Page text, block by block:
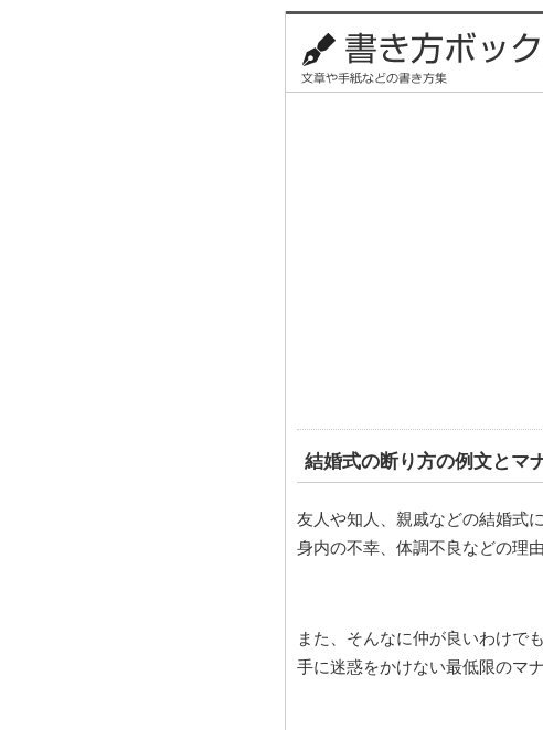
結婚式の断り方の例文とマ
友人や知人、親戚などの結婚式
身内の不幸、体調不良などの理
また、そんなに仲が良いわけで
手に迷惑をかけない最低限のマ